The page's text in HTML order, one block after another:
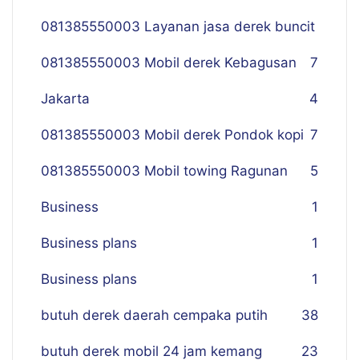
081385550003 Layanan jasa derek buncit
7
081385550003 Mobil derek Kebagusan
Jakarta 4
081385550003 Mobil derek Pondok kopi 7
081385550003 Mobil towing Ragunan 5
Business 1
Business plans 1
Business plans 1
butuh derek daerah cempaka putih 38
butuh derek mobil 24 jam kemang 23